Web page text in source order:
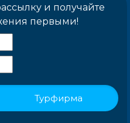
и получайте
первыми!
Турфирма